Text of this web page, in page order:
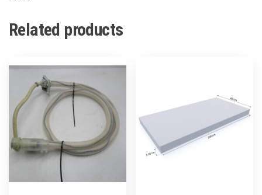
Related products